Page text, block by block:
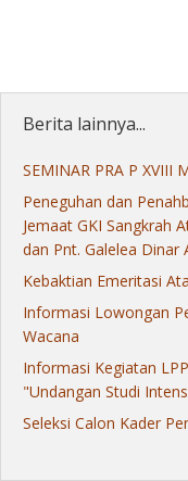
Berita lainnya...
SEMINAR PRA P XVIII
Peneguhan dan
Jemaat GKI Sangkrah
dan Pnt. Galelea Dinar
Kebaktian Emeritasi
Informasi Lowongan
Wacana
Informasi Kegiatan
"Undangan Studi
Seleksi Calon Kader